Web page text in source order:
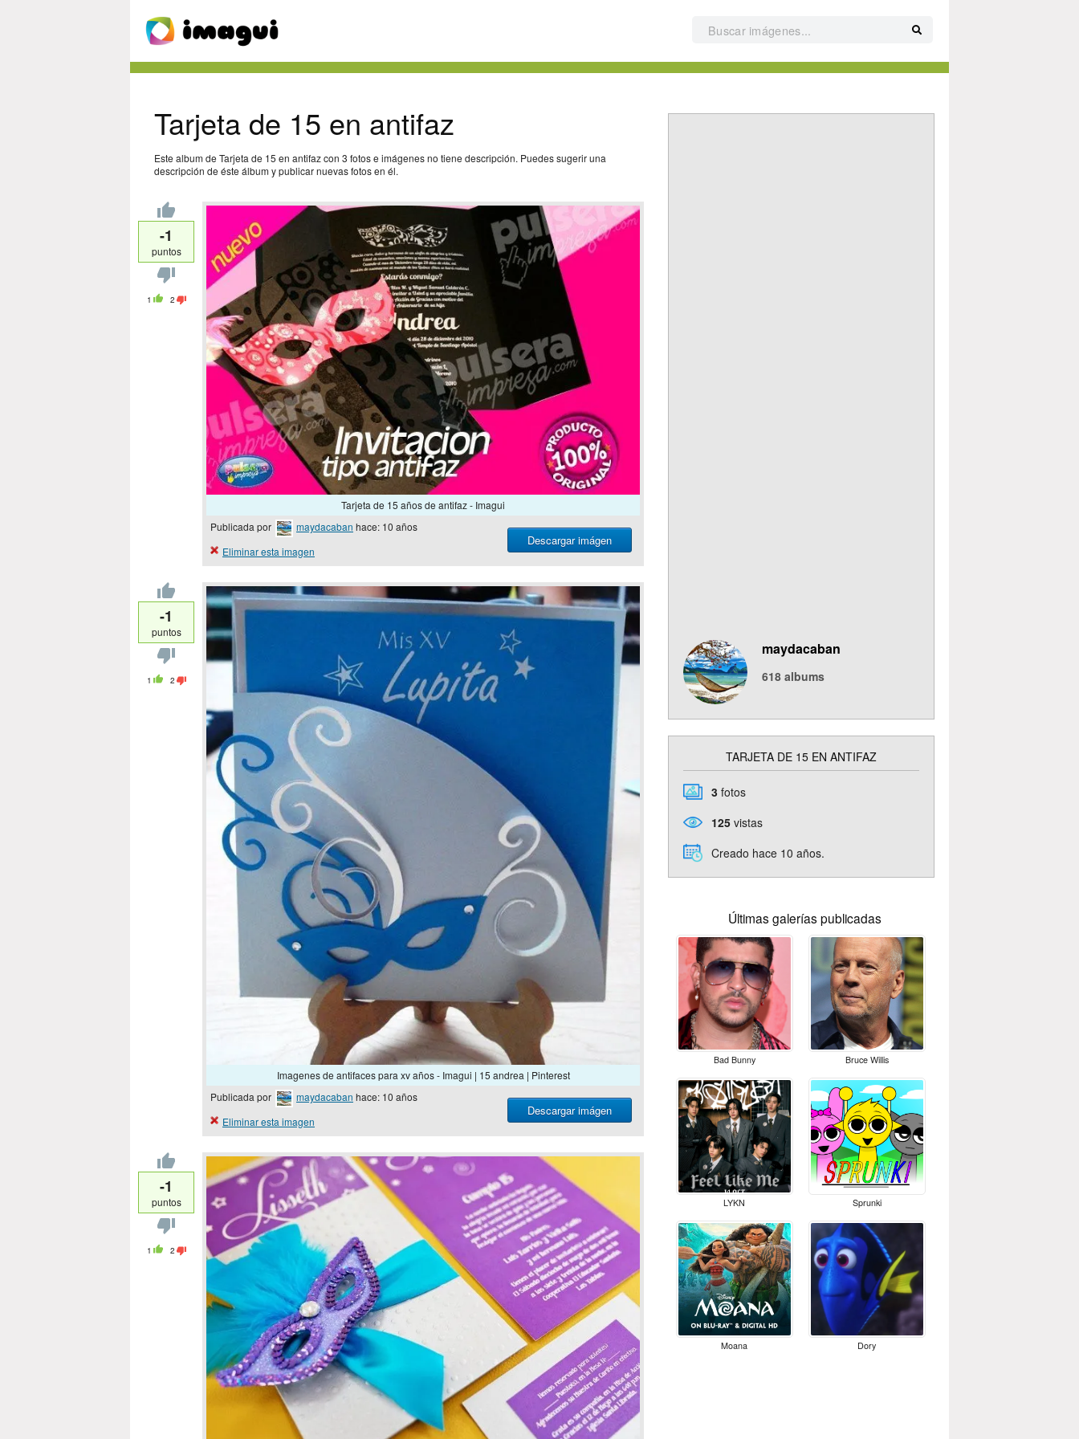
Tarjeta de 15 en antifaz
Este album de Tarjeta de 15 en antifaz con 3 fotos e imágenes no tiene descripción. Puedes sugerir una
descripción de éste álbum y publicar nuevas fotos en él.
-1
puntos
1 2
Tarjeta de 15 años de antifaz - Imagui
Descargar imágen
Publicada por maydacaban hace: 10 años
Eliminar esta imagen
-1
puntos
1 2
Imagenes de antifaces para xv años - Imagui | 15 andrea | Pinterest
Descargar imágen
Publicada por maydacaban hace: 10 años
Eliminar esta imagen
-1
puntos
1 2
maydacaban
618 albums
TARJETA DE 15 EN ANTIFAZ
3 fotos
125 vistas
Creado hace 10 años.
Últimas galerías publicadas
Bad Bunny Bruce Willis
LYKN Sprunki
Moana Dory